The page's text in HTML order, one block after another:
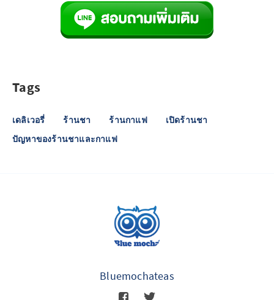
Tags
เดลิเวอรี่ ร้านชา ร้านกาแฟ
เปิดร้านชา
ปัญหาของร้านชาและกาแฟ
Bluemochateas